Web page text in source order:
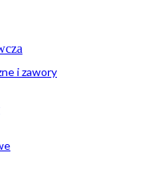
i zawory